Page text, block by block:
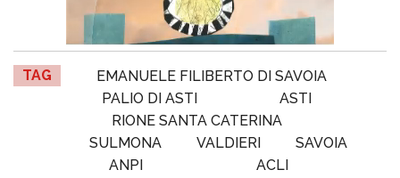
TAG
EMANUELE FILIBERTO DI SAVOIA
PALIO DI ASTI
ASTI
RIONE SANTA CATERINA
SULMONA
VALDIERI
SAVOIA
ANPI
ACLI